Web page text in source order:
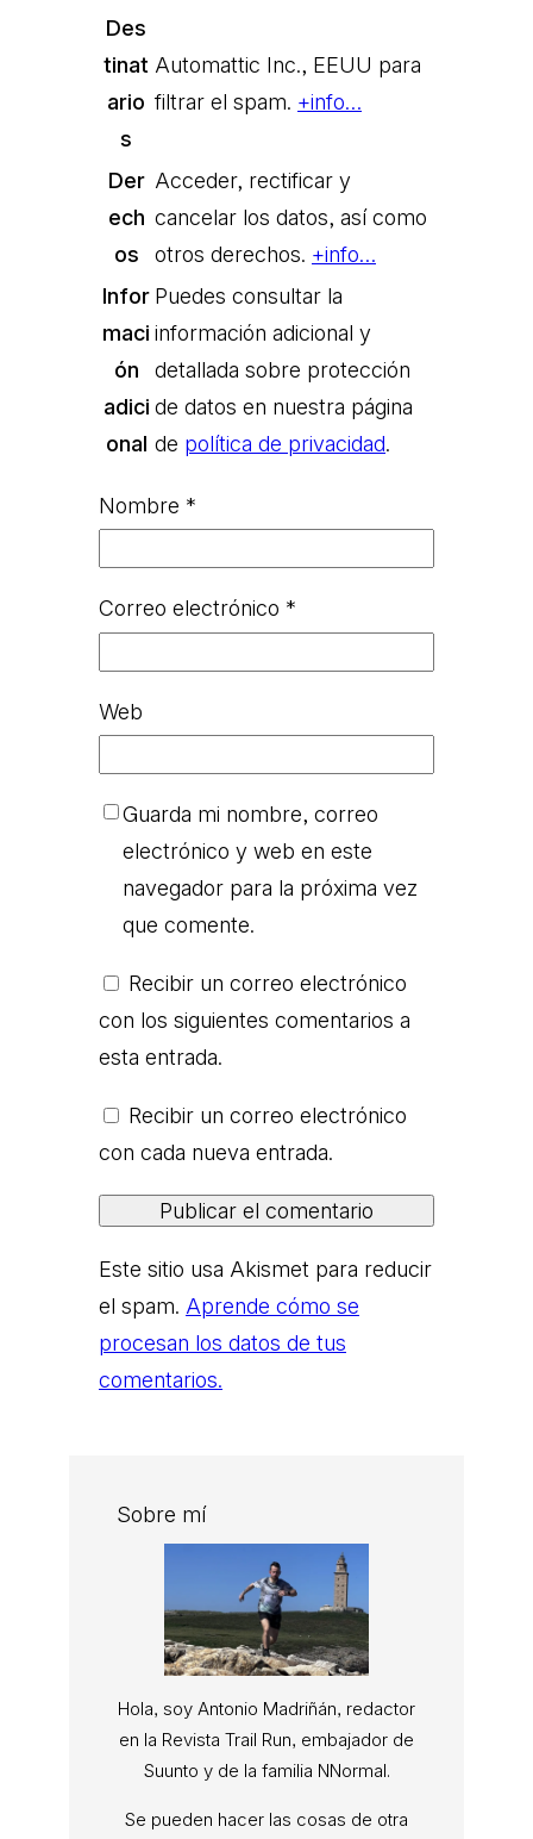
Des
tinat
ario
s
Automattic Inc., EEUU para
filtrar el spam. +info…
Der
ech
os
Acceder, rectificar y
cancelar los datos, así como
otros derechos. +info…
Infor
maci
ón
adici
onal
Puedes consultar la
información adicional y
detallada sobre protección
de datos en nuestra página
de política de privacidad.
Nombre *
Correo electrónico *
Web
Guarda mi nombre, correo
electrónico y web en este
navegador para la próxima vez
que comente.
Recibir un correo electrónico
con los siguientes comentarios a
esta entrada.
Recibir un correo electrónico
con cada nueva entrada.
Este sitio usa Akismet para reducir
el spam. Aprende cómo se
procesan los datos de tus
comentarios.
Sobre mí
Hola, soy Antonio Madriñán, redactor
en la Revista Trail Run, embajador de
Suunto y de la familia NNormal.
Se pueden hacer las cosas de otra